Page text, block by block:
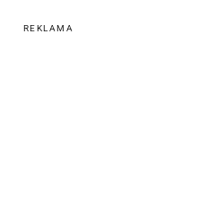
REKLAMA